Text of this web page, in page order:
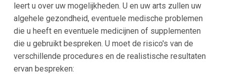
leert u over uw mogelijkheden. U en uw arts zullen uw
algehele gezondheid, eventuele medische problemen
die u heeft en eventuele medicijnen of supplementen
die u gebruikt bespreken. U moet de risico's van de
verschillende procedures en de realistische resultaten
ervan bespreken: